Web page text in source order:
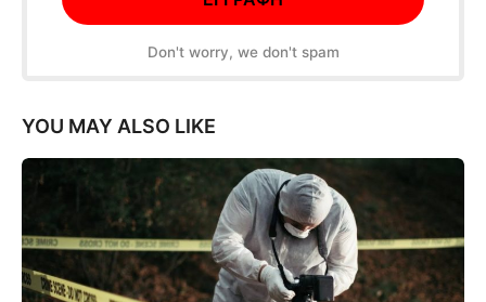
Don't worry, we don't spam
YOU MAY ALSO LIKE